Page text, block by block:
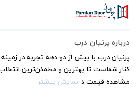
درباره پرنیان درب
پرنیان درب با بیش از دو دهه تجربه در
کنار شماست تا بهترین و مطمئن‌ترین انتخاب
مشاهده قیمت د نمایش بیشتر